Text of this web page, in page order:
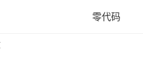
零代码